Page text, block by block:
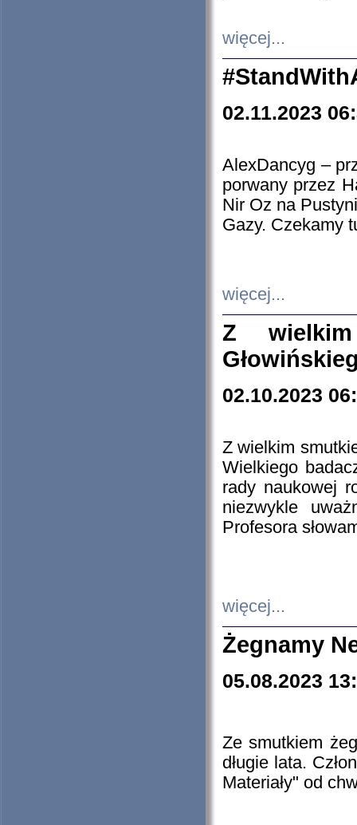
więcej...
02.11.2023
AlexDancyg –
porwany przez
Nir Oz na
Gazy. Czekamy
więcej...
Z
02.10.2023
Z wielkim
Wielkiego
rady naukowej
niezwykle
Profesora
więcej...
Żegnamy
05.08.2023
Ze smutkiem
długie lata.
Materiały" od